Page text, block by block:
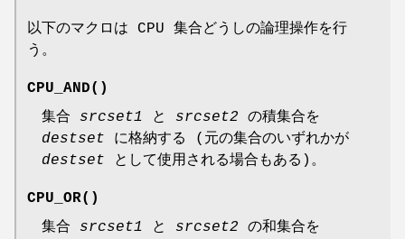
以下のマクロは CPU 集合どうしの論理操作を行
う。
CPU_AND()
集合 srcset1 と srcset2 の積集合を
destset に格納する (元の集合のいずれかが
destset として使用される場合もある)。
CPU_OR()
集合 srcset1 と srcset2 の和集合を